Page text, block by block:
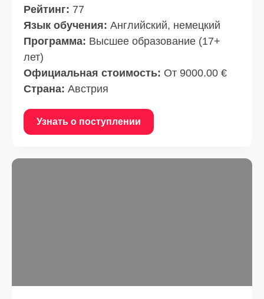
Рейтинг: 77
Язык обучения: Английский, немецкий
Программа: Высшее образование (17+
лет)
Официальная стоимость: От 9000.00 €
Страна: Австрия
Узнать о поступлении